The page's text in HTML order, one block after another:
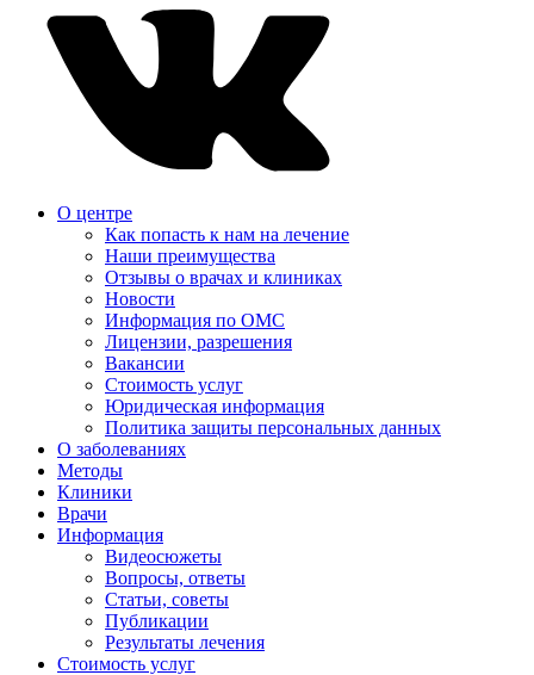
О центре
Как попасть к нам на лечение
Наши преимущества
Отзывы о врачах и клиниках
Новости
Информация по ОМС
Лицензии, разрешения
Вакансии
Стоимость услуг
Юридическая информация
Политика защиты персональных данных
О заболеваниях
Методы
Клиники
Врачи
Информация
Видеосюжеты
Вопросы, ответы
Статьи, советы
Публикации
Результаты лечения
Стоимость услуг